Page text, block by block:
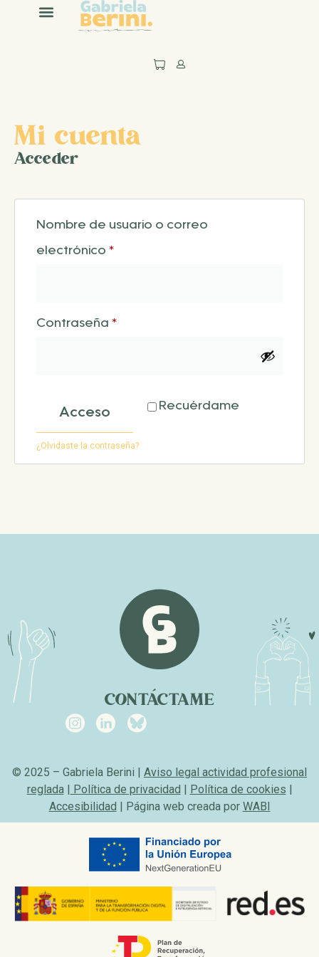
contenido
Mi cuenta
Acceder
Nombre de usuario o correo
electrónico *
Contraseña *
Recuérdame
Acceso
¿Olvidaste la contraseña?
CONTÁCTAME
© 2025 – Gabriela Berini | Aviso legal actividad profesional
reglada| Política de privacidad | Política de cookies |
Accesibilidad | Página web creada por WABI